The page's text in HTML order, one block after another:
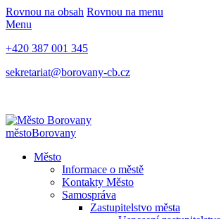
Rovnou na obsah Rovnou na menu
Menu
+420 387 001 345
sekretariat@borovany-cb.cz
městoBorovany
Město
Informace o městě
Kontakty Město
Samospráva
Zastupitelstvo města